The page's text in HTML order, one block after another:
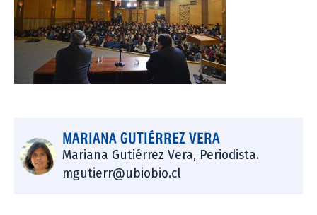
MARIANA GUTIÉRREZ VERA
Mariana Gutiérrez Vera, Periodista.
mgutierr@ubiobio.cl